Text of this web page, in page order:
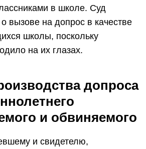
в школе. Суд
вызове на допрос в качестве
школы, поскольку
на их глазах.
допроса
и обвиняемого
и свидетелю,